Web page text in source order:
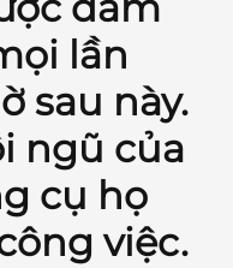
lần
sau này.
ngũ của
cụ họ
việc.